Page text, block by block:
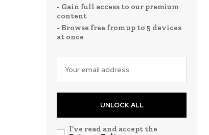
- Gain full access to our premium
content
- Browse free from up to 5 devices
at once
UNLOCK ALL
I've read and accept the